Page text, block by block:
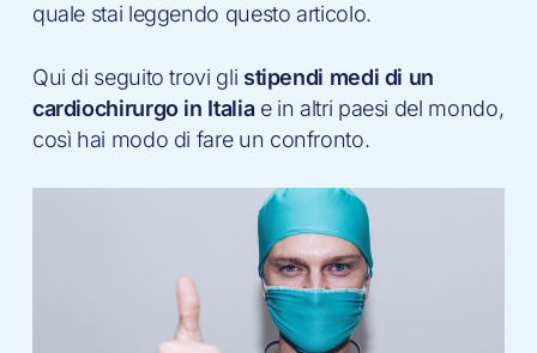
quale stai leggendo questo articolo.
Qui di seguito trovi gli stipendi medi di un
cardiochirurgo in Italiae in altri paesi del mondo,
così hai modo di fare un confronto.